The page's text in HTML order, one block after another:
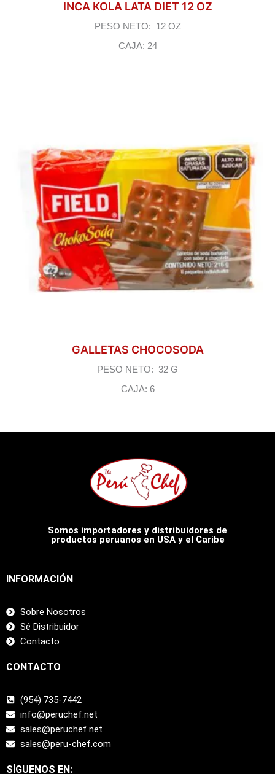
INCA KOLA LATA DIET 12 OZ
PESO NETO: 12 OZ
CAJA: 24
GALLETAS CHOCOSODA
PESO NETO: 32 G
CAJA: 6
Somos importadores y distribuidores de
productos peruanos en USA y el Caribe
INFORMACIÓN
Sobre Nosotros
Sé Distribuidor
Contacto
CONTACTO
(954) 735-7442
info@peruchef.net
sales@peruchef.net
sales@peru-chef.com
SÍGUENOS EN: